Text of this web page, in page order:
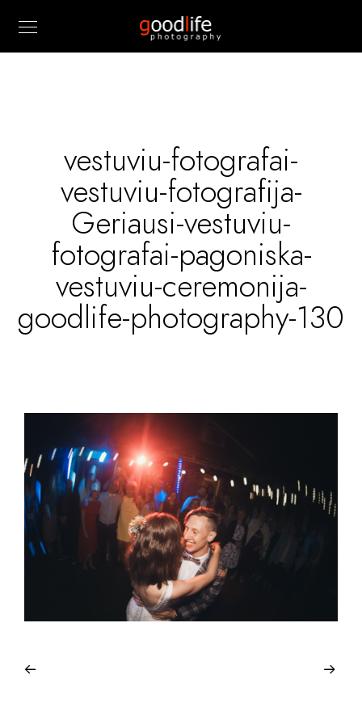
vestuviu-fotografai-
vestuviu-fotografija-
Geriausi-vestuviu-
fotografai-pagoniska-
vestuviu-ceremonija-
goodlife-photography-130